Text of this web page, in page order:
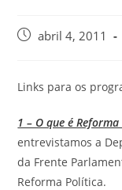
abril 4, 2011
Links para os
1 – O que é
entrevistamos a
da Frente
Reforma Política.